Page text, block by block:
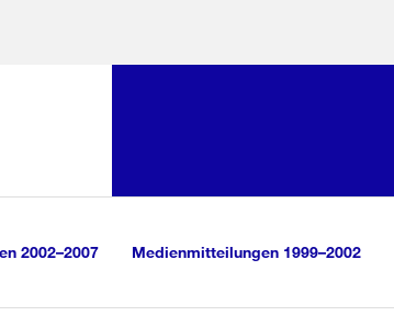
2002–2007 Medienmitteilungen 1999–2002